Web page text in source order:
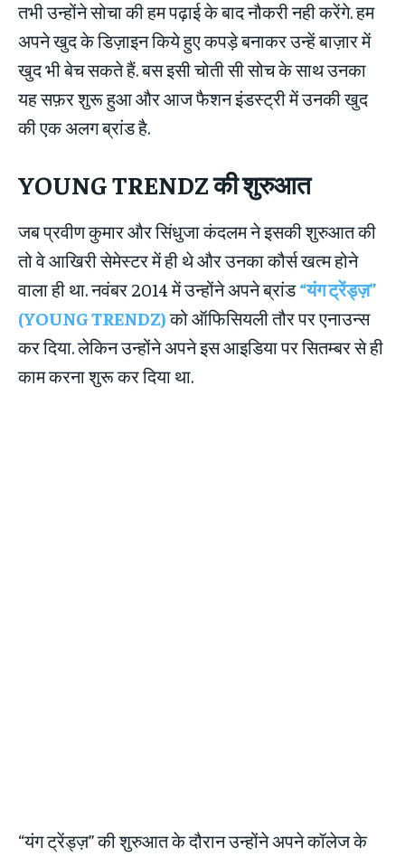
तभी उन्होंने सोचा की हम पढ़ाई के बाद नौकरी नही करेंगे. हम
अपने खुद के डिज़ाइन किये हुए कपड़े बनाकर उन्हें बाज़ार में
खुद भी बेच सकते हैं. बस इसी चोती सी सोच के साथ उनका
यह सफ़र शुरू हुआ और आज फैशन इंडस्ट्री में उनकी खुद
की एक अलग ब्रांड है.
YOUNG TRENDZकी शुरुआत
जब प्रवीण कुमार और सिंधुजा कंदलम ने इसकी शुरुआत की
तो वे आखिरी सेमेस्टर में ही थे और उनका कौर्स खत्म होने
वाला ही था. नवंबर 2014 में उन्होंने अपने ब्रांड“यंग ट्रेंड्ज़”
(YOUNG TRENDZ)को ऑफिसियली तौर पर एनाउन्स
कर दिया. लेकिन उन्होंने अपने इस आइडिया पर सितम्बर से ही
काम करना शुरू कर दिया था.
“यंग ट्रेंड्ज़” की शुरुआत के दौरान उन्होंने अपने कॉलेज के